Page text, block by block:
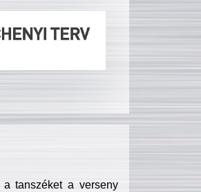
tanszéket a verseny